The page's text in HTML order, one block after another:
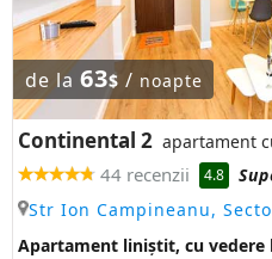
de la 63$ / noapte
Continental 2 apartament
44 recenzii 4.8
Str Ion Campineanu,
Apartament liniștit, cu vedere